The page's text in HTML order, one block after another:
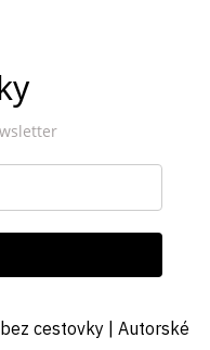
cestovky | Autorské